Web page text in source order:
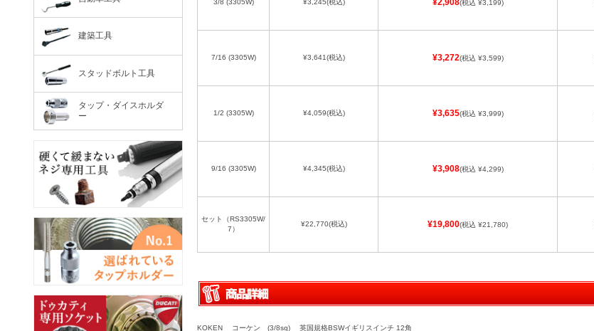
3/8 (3305W) ¥3,245(税込) ¥2,908(税込 ¥3,199)
7/16 (3305W) ¥3,641(税込) ¥3,272(税込 ¥3,599)
1/2 (3305W) ¥4,059(税込) ¥3,635(税込 ¥3,999)
9/16 (3305W) ¥4,345(税込) ¥3,908(税込 ¥4,299)
セット（RS3305W/
7）
¥22,770(税込) ¥19,800(税込 ¥21,780)
KOKEN コーケン (3/8sq) 英国規格BSWイギリスインチ 12角
建築工具
スタッドボルト工具
タップ・ダイスホルダ
ー